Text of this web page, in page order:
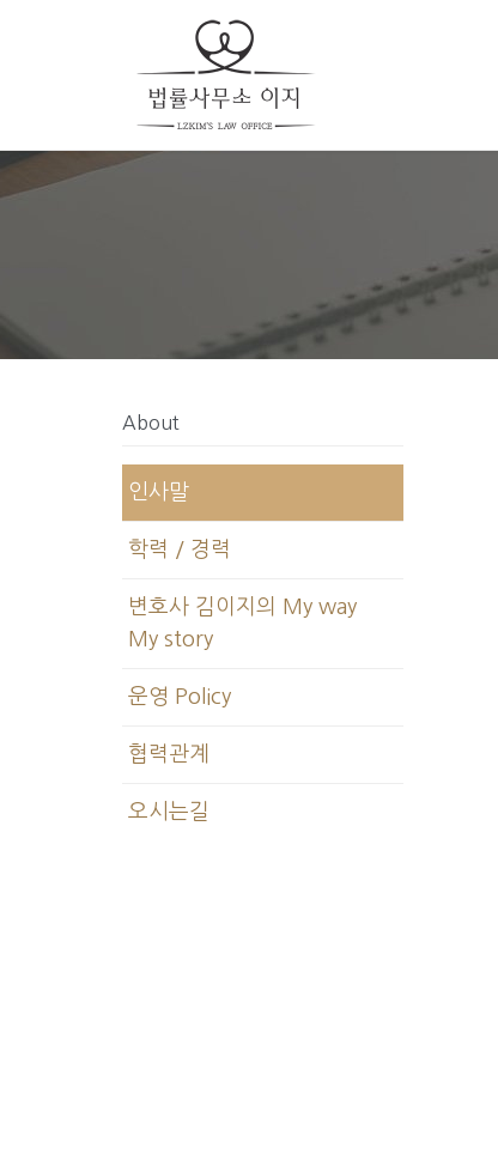
About
인사말
학력 / 경력
변호사 김이지의 My way
My story
운영 Policy
협력관계
오시는길